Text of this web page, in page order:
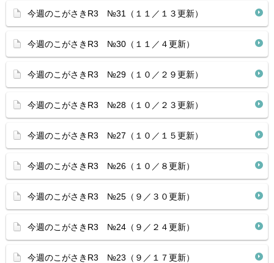
今週のこがさきR3 №31（１１／１３更新）
今週のこがさきR3 №30（１１／４更新）
今週のこがさきR3 №29（１０／２９更新）
今週のこがさきR3 №28（１０／２３更新）
今週のこがさきR3 №27（１０／１５更新）
今週のこがさきR3 №26（１０／８更新）
今週のこがさきR3 №25（９／３０更新）
今週のこがさきR3 №24（９／２４更新）
今週のこがさきR3 №23（９／１７更新）